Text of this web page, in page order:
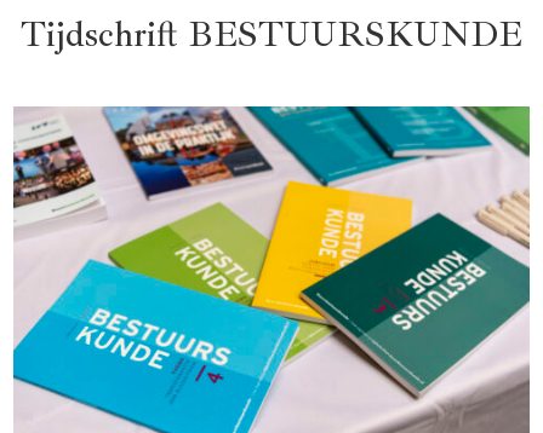
Tijdschrift BESTUURSKUNDE